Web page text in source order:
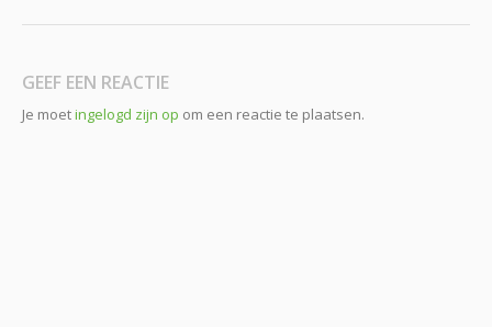
GEEF EEN REACTIE
Je moetingelogd zijn op om een reactie te plaatsen.